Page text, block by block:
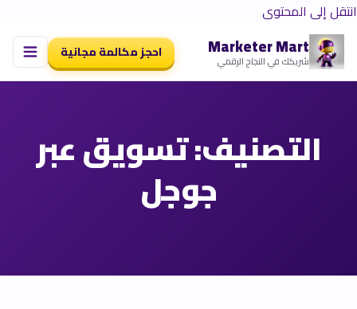
انتقل إلى المحتوى
Marketer Mart
شريكك في النجاح الرقمي احجز مكالمة مجانية
التصنيف:تسويق عبر
جوجل